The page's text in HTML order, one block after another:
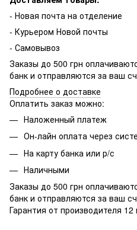
- Новая почта на отделение
- Курьером Новой почты
- Самовывоз
Заказы до 500 грн
банк и отправляются за ваш
Подробнее о доставке
Оплатить заказ можно:
Наложенный платеж
Он-лайн оплата через
На карту банка или р/с
Наличными
Заказы до 500 грн
банк и отправляются за ваш
Гарантия от производителя